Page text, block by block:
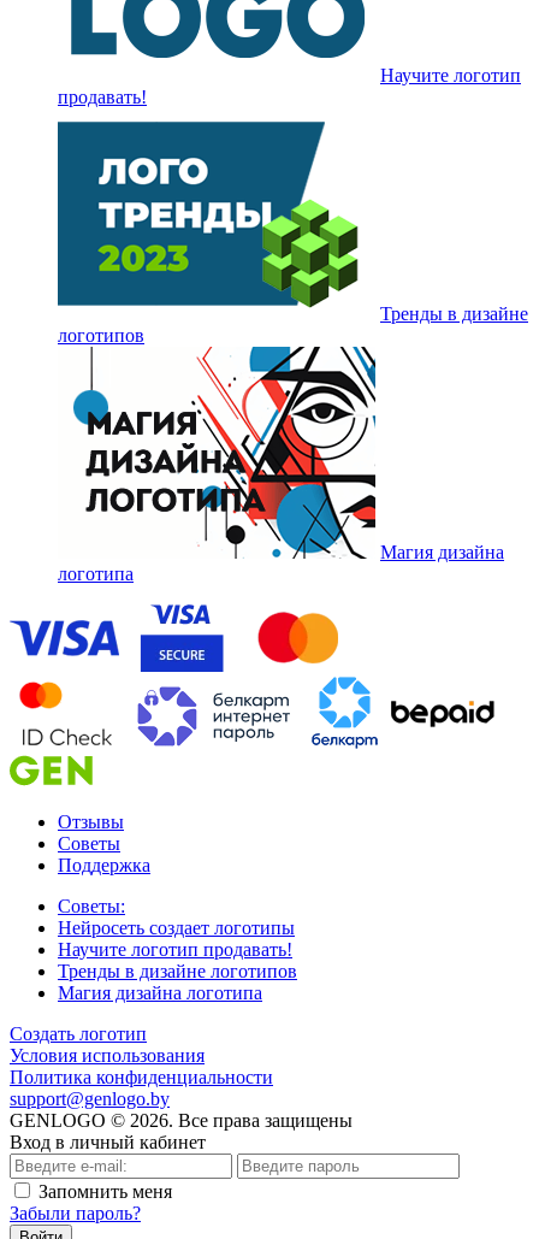
Научите логотип
продавать!
Тренды в дизайне
логотипов
Магия дизайна
логотипа
Отзывы
Советы
Поддержка
Советы:
Нейросеть создает логотипы
Научите логотип продавать!
Тренды в дизайне логотипов
Магия дизайна логотипа
Создать логотип
Условия использования
Политика конфиденциальности
support@genlogo.by
GENLOGO © 2026. Все права защищены
Вход в личный кабинет
Запомнить меня
Забыли пароль?